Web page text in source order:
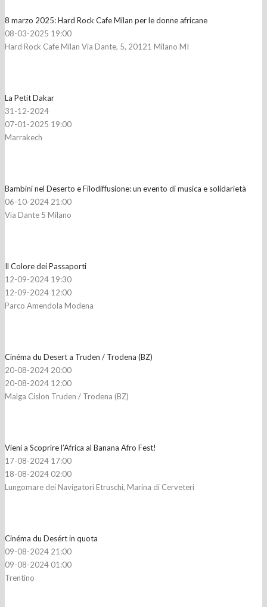
8 marzo 2025: Hard Rock Cafe Milan per le donne africane
08-03-2025 19:00
Hard Rock Cafe Milan Via Dante, 5, 20121 Milano MI
La Petit Dakar
31-12-2024
07-01-2025 19:00
Marrakech
Bambini nel Deserto e Filodiffusione: un evento di musica e solidarietà
06-10-2024 21:00
Via Dante 5 Milano
Il Colore dei Passaporti
12-09-2024 19:30
12-09-2024 12:00
Parco Amendola Modena
Cinéma du Desert a Truden / Trodena (BZ)
20-08-2024 20:00
20-08-2024 12:00
Malga Cislon Truden / Trodena (BZ)
Vieni a Scoprire l’Africa al Banana Afro Fest!
17-08-2024 17:00
18-08-2024 02:00
Lungomare dei Navigatori Etruschi, Marina di Cerveteri
Cinéma du Desért in quota
09-08-2024 21:00
09-08-2024 01:00
Trentino